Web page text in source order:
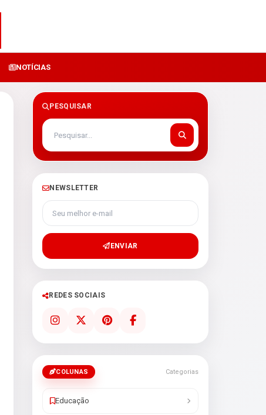
NOTÍCIAS
PESQUISAR
NEWSLETTER
Seu melhor e-mail
ENVIAR
REDES SOCIAIS
COLUNAS Categorias
Educação